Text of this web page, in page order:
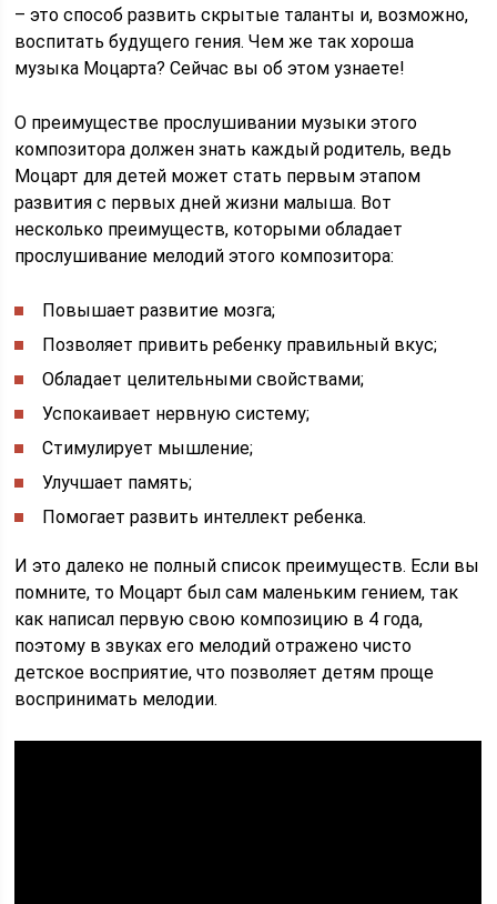
– это способ развить скрытые таланты и, возможно,
воспитать будущего гения. Чем же так хороша
музыка Моцарта? Сейчас вы об этом узнаете!
О преимуществе прослушивании музыки этого
композитора должен знать каждый родитель, ведь
Моцарт для детей может стать первым этапом
развития с первых дней жизни малыша. Вот
несколько преимуществ, которыми обладает
прослушивание мелодий этого композитора:
Повышает развитие мозга;
Позволяет привить ребенку правильный вкус;
Обладает целительными свойствами;
Успокаивает нервную систему;
Стимулирует мышление;
Улучшает память;
Помогает развить интеллект ребенка.
И это далеко не полный список преимуществ. Если вы
помните, то Моцарт был сам маленьким гением, так
как написал первую свою композицию в 4 года,
поэтому в звуках его мелодий отражено чисто
детское восприятие, что позволяет детям проще
воспринимать мелодии.